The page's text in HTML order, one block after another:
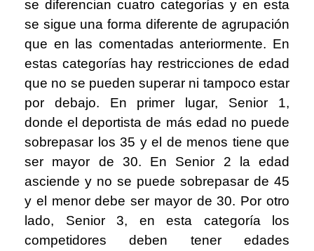
se diferencian cuatro categorías y en esta
se sigue una forma diferente de agrupación
que en las comentadas anteriormente. En
estas categorías hay restricciones de edad
que no se pueden superar ni tampoco estar
por debajo. En primer lugar, Senior 1,
donde el deportista de más edad no puede
sobrepasar los 35 y el de menos tiene que
ser mayor de 30. En Senior 2 la edad
asciende y no se puede sobrepasar de 45
y el menor debe ser mayor de 30. Por otro
lado, Senior 3, en esta categoría los
competidores deben tener edades